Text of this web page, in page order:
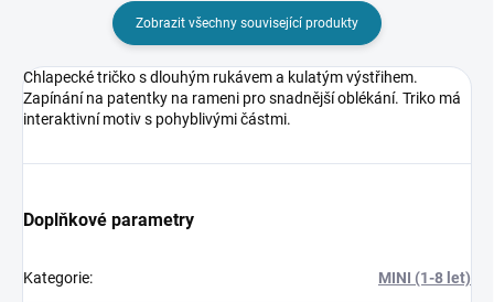
Zobrazit všechny související produkty
Chlapecké tričko s dlouhým rukávem a kulatým výstřihem.
Zapínání na patentky na rameni pro snadnější oblékání. Triko má
interaktivní motiv s pohyblivými částmi.
Doplňkové parametry
Kategorie: MINI (1-8 let)